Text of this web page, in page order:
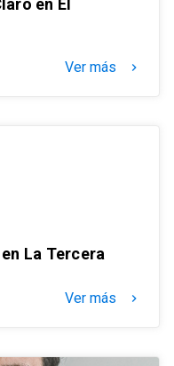
en El
Ver más keyboard_arrow_right
La Tercera
Ver más keyboard_arrow_right